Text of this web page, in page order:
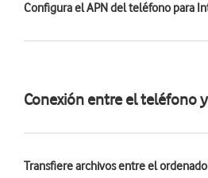
Configura el APN del teléfono para
Conexión entre el teléfono
Transfiere archivos entre el